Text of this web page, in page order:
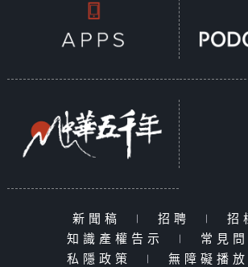
新聞稿 | 招聘 | 招
知識產權告示
| 常見
私隱政策
| 無障礙播